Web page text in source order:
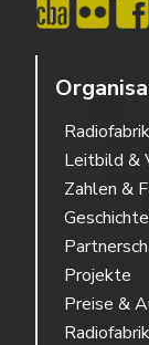
Leitbild &
Zahlen &
Projekte
Preise &